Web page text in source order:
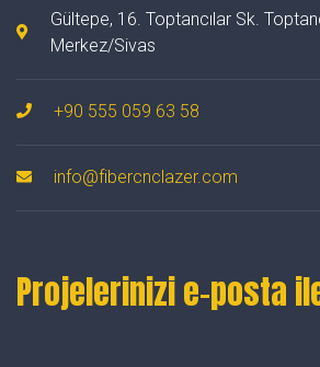
Gültepe, 16. Toptancılar Sk.
Merkez/Sivas
+90 555 059 63 58
info@fibercnclazer.com
Projelerinizi e-posta